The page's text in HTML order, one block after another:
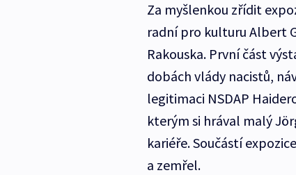
Za myšlenkou zřídit
radní pro kulturu Albert
Rakouska. První část
dobách vlády nacistů,
legitimaci NSDAP
kterým si hrával malý
kariéře. Součástí
a zemřel.